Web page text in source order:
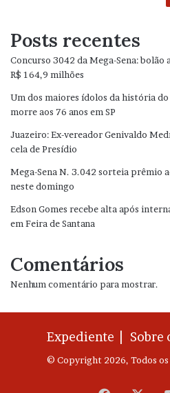
Posts recentes
Concurso 3042 da Mega-Sena: bolão
R$ 164,9 milhões
Um dos maiores ídolos da história
morre aos 76 anos em SP
Juazeiro: Ex-vereador Genivaldo
cela de Presídio
Mega-Sena N. 3.042 sorteia prêmio
neste domingo
Edson Gomes recebe alta após
em Feira de Santana
Comentários
Nenhum comentário para mostrar.
Expediente | Sobre
© Copyright 2026, Todos